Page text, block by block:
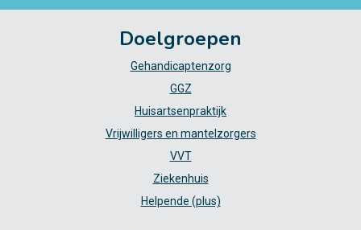
Doelgroepen
Gehandicaptenzorg
GGZ
Huisartsenpraktijk
Vrijwilligers en mantelzorgers
VVT
Ziekenhuis
Helpende (plus)